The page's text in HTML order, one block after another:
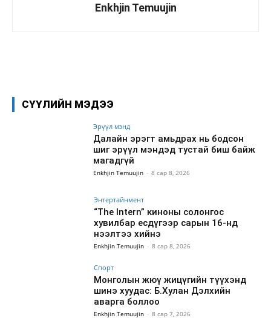
Enkhjin Temuujin
СҮҮЛИЙН МЭДЭЭ
Эрүүл мэнд
Далайн эрэгт амьдрах нь бодсон
шиг эрүүл мэндэд тустай биш байж
магадгүй
Enkhjin Temuujin - 8 сар 8, 2026
Энтертайнмент
“The Intern” киноны солонгос
хувилбар есдүгээр сарын 16-нд
нээлтээ хийнэ
Enkhjin Temuujin - 8 сар 8, 2026
Спорт
Монголын жюү жицүгийн түүхэнд
шинэ хуудас: Б.Хулан Дэлхийн
аварга боллоо
Enkhjin Temuujin - 8 сар 7, 2026